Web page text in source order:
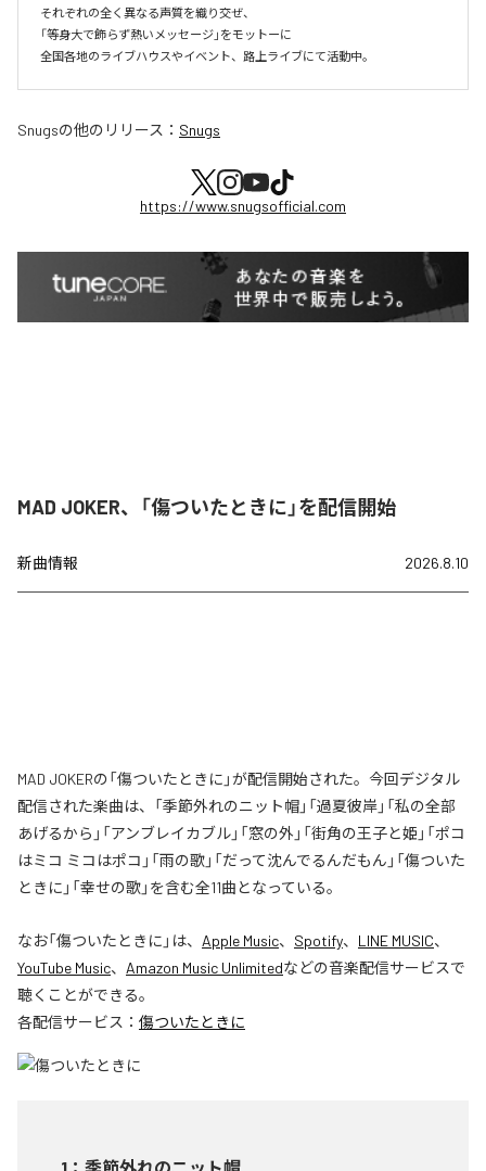
それぞれの全く異なる声質を織り交ぜ、
「等身大で飾らず熱いメッセージ」をモットーに
全国各地のライブハウスやイベント、路上ライブにて活動中。
Snugsの他のリリース： Snugs
https://www.snugsofficial.com
MAD JOKER、「傷ついたときに」を配信開始
新曲情報 2026.8.10
MAD JOKERの「傷ついたときに」が配信開始された。今回デジタル
配信された楽曲は、「季節外れのニット帽」「過夏彼岸」「私の全部
あげるから」「アンブレイカブル」「窓の外」「街角の王子と姫」「ポコ
はミコ ミコはポコ」「雨の歌」「だって沈んでるんだもん」「傷ついた
ときに」「幸せの歌」を含む全11曲となっている。
なお「傷ついたときに 」は、 Apple Music、 Spotify、 LINE MUSIC、
YouTube Music、 Amazon Music Unlimitedなどの音楽配信サービスで
聴くことができる。
各配信サービス： 傷ついたときに